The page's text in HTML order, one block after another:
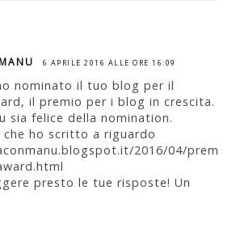
6 APRILE 2016 ALLE ORE 16:09
nominato il tuo blog per il
il premio per i blog in crescita.
sia felice della nomination.
che ho scritto a riguardo
2016/04/prem
presto le tue risposte! Un